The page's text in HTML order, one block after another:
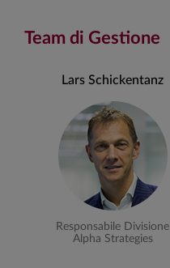
Team di Gestione
Lars Schickentanz
Responsabile Divisione
Alpha Strategies